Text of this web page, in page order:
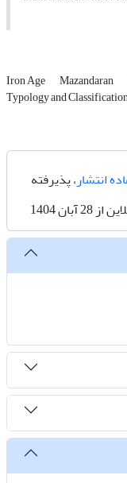
Iron Age Mazandaran
Typology and
انتشار، پذیرفته
آبان 1404